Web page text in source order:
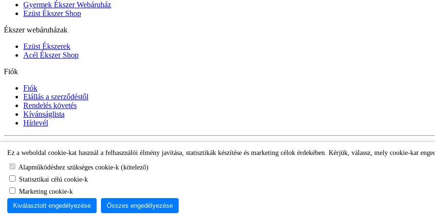
Gyermek Ékszer Webáruház
Ezüst Ékszer Shop
Ékszer webáruházak
Ezüst Ékszerek
Acél Ékszer Shop
Fiók
Fiók
Elállás a szerződéstől
Rendelés követés
Kívánságlista
Hírlevél
Ez a weboldal cookie-kat használ a felhasználói élmény javítása, statisztikák készítése és marketing célok érdekében. Kérjük, válassz, mely cookie-kat
Alapműködéshez szükséges cookie-k (kötelező)
Statisztikai célú cookie-k
Marketing cookie-k
Kiválasztott engedélyezése
Összes engedélyezése